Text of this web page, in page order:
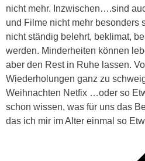
nicht mehr. Inzwischen….sind
und Filme nicht mehr besonders
nicht ständig belehrt, beklimat,
werden. Minderheiten können
aber den Rest in Ruhe lassen.
Wiederholungen ganz zu
Weihnachten Netfix …oder so
schon wissen, was für uns das
das ich mir im Alter einmal so